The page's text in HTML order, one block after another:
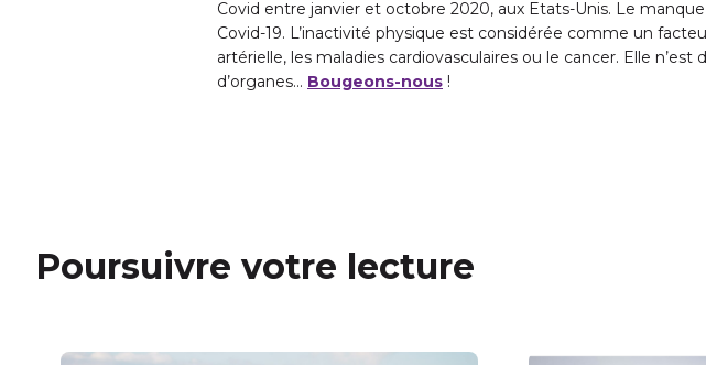
Covid entre janvier et octobre 2020, aux Etats-Unis. Le
Covid-19. L’inactivité physique est considérée comme un
artérielle, les maladies cardiovasculaires ou le cancer. Elle
d’organes… Bougeons-nous !
Poursuivre votre lecture